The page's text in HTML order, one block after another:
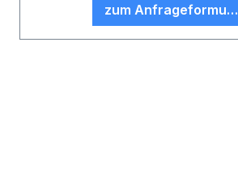
zum Anfrageformular